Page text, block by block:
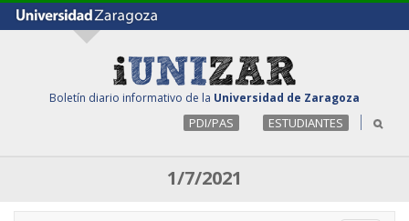
Boletín diario informativo de la Universidad de Zaragoza
PDI/PAS ESTUDIANTES
1/7/2021